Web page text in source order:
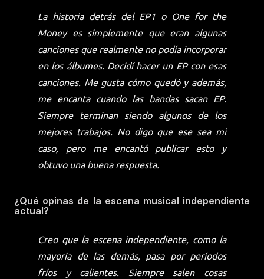
La historia detrás del EP1 o One for the
Moneyes simplemente que eran algunas
canciones que realmente no podía incorporar
en los álbumes. Decidí hacer un EP con esas
canciones. Me gusta cómo quedó y además,
me encanta cuando las bandas sacan EP.
Siempre terminan siendo algunos de los
mejores trabajos. No digo que ese sea mi
caso, pero me encantó publicar esto y
obtuvo una buena respuesta.
¿Qué opinas de la escena musical independiente
actual?
Creo que la escena independiente, como la
mayoría de las demás, pasa por períodos
fríos y calientes. Siempre salen cosas